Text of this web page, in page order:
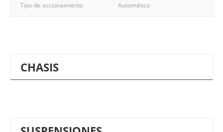
Tipo de accionamiento Automático
CHASIS